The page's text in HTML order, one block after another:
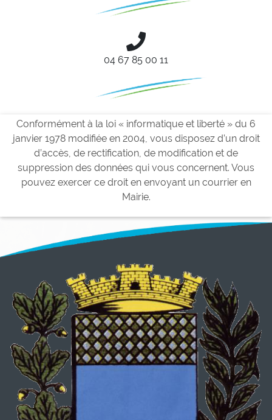
04 67 85 00 11
Conformément à la loi « informatique et liberté » du 6
janvier 1978 modifiée en 2004, vous disposez d’un droit
d’accès, de rectification, de modification et de
suppression des données qui vous concernent. Vous
pouvez exercer ce droit en envoyant un courrier en
Mairie.